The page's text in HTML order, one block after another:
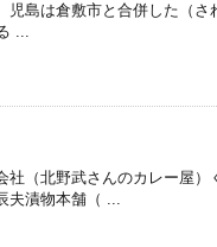
島は倉敷市と合併した（
...
（北野武さんのカレー屋
夫漬物本舗（ ...